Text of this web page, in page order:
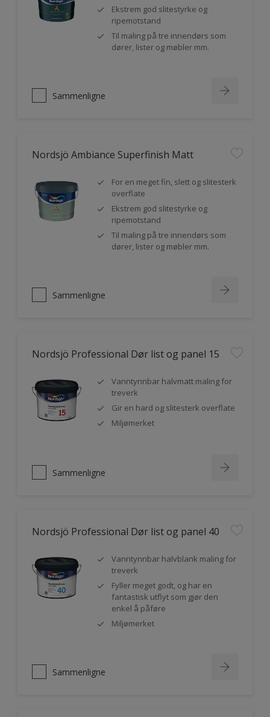
Ekstrem god slitestyrke og
ripemotstand
Til maling på tre innendørs som
dører, lister og møbler mm.
Sammenligne
Nordsjö Ambiance Superfinish Matt
For en meget fin, slett og slitesterk
overflate
Ekstrem god slitestyrke og
ripemotstand
Til maling på tre innendørs som
dører, lister og møbler mm.
Sammenligne
Nordsjö Professional Dør list og panel 15
Vanntynnbar halvmatt maling for
treverk
Gir en hard og slitesterk overflate
Miljømerket
Sammenligne
Nordsjö Professional Dør list og panel 40
Vanntynnbar halvblank maling for
treverk
Fyller meget godt, og har en
fantastisk utflyt som gjør den
enkel å påføre
Miljømerket
Sammenligne